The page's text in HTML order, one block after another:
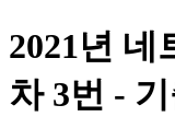
2021년 네
차 3번 -